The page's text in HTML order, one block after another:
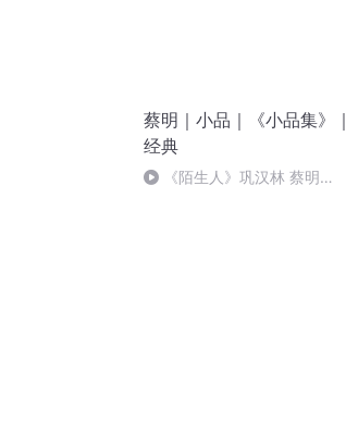
蔡明｜小品｜《小品集》｜
经典
《陌生人》巩汉林 蔡明